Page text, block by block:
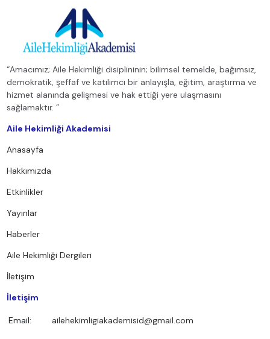
“Amacımız; Aile Hekimliği disiplininin; bilimsel temelde, bağımsız,
demokratik, şeffaf ve katılımcı bir anlayışla, eğitim, araştırma ve
hizmet alanında gelişmesi ve hak ettiği yere ulaşmasını
sağlamaktır. ”
Aile Hekimliği Akademisi
Anasayfa
Hakkımızda
Etkinlikler
Yayınlar
Haberler
Aile Hekimliği Dergileri
İletişim
İletişim
Email: ailehekimligiakademisid@gmail.com